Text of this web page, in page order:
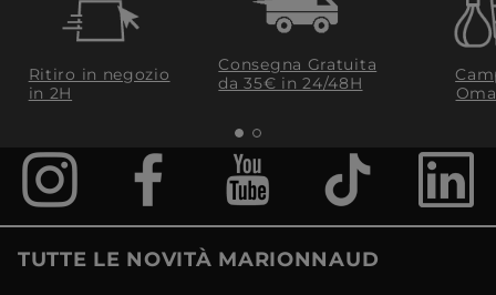
Ritiro in negozio
in 2H
Consegna Gratuita
da 35€​ in 24/48H
TUTTE LE NOVITÀ MARIONNAUD